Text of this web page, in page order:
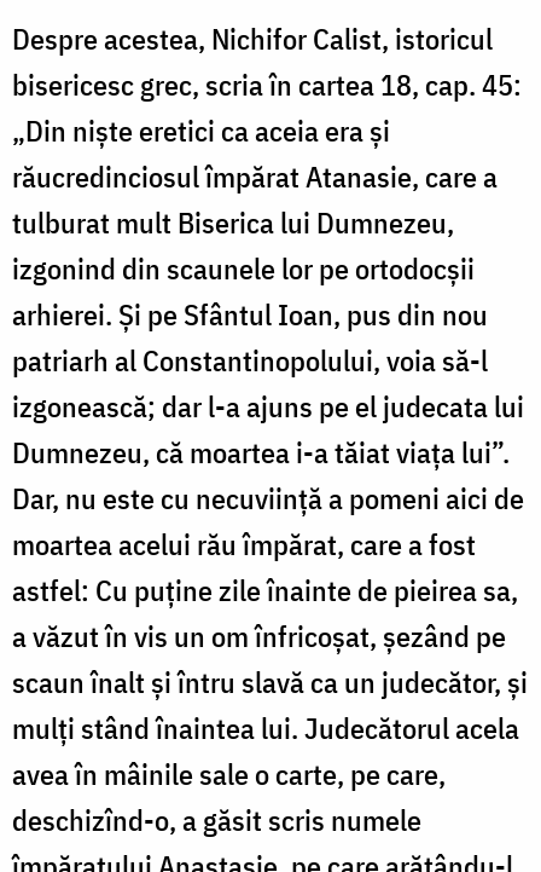
Despre acestea, Nichifor Calist, istoricul
bisericesc grec, scria în cartea 18, cap. 45:
„Din niște eretici ca aceia era și
răucredinciosul împărat Atanasie, care a
tulburat mult Biserica lui Dumnezeu,
izgonind din scaunele lor pe ortodocșii
arhierei. Și pe Sfântul Ioan, pus din nou
patriarh al Constantinopolului, voia să-l
izgonească; dar l-a ajuns pe el judecata lui
Dumnezeu, că moartea i-a tăiat viața lui”.
Dar, nu este cu necuviință a pomeni aici de
moartea acelui rău împărat, care a fost
astfel: Cu puține zile înainte de pieirea sa,
a văzut în vis un om înfricoșat, șezând pe
scaun înalt și întru slavă ca un judecător, și
mulți stând înaintea lui. Judecătorul acela
avea în mâinile sale o carte, pe care,
deschizînd-o, a găsit scris numele